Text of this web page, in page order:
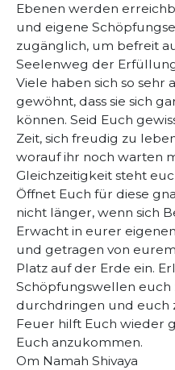
Ebenen werden
und eigene
zugänglich, um befreit
Seelenweg der
Viele haben sich so sehr
gewöhnt, dass sie sich
können. Seid Euch
Zeit, sich freudig zu
worauf ihr noch warten
Gleichzeitigkeit steht
Öffnet Euch für diese
nicht länger, wenn sich
Erwacht in eurer
und getragen von
Platz auf der Erde ein.
Schöpfungswellen euch
durchdringen und euch
Feuer hilft Euch wieder
Euch anzukommen.
Om Namah Shivaya